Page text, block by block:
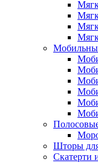
Шторы
Скатерти